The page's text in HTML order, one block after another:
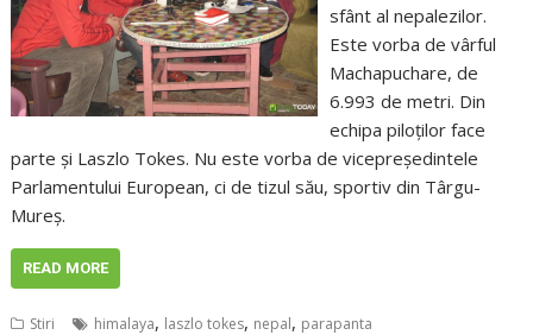
sfânt al nepalezilor.
Este vorba de vârful
Machapuchare, de
6.993 de metri. Din
echipa piloților face
parte și Laszlo Tokes. Nu este vorba de vicepreședintele
Parlamentului European, ci de tizul său, sportiv din Târgu-
Mureș.
READ MORE
Stiri himalaya, laszlo tokes, nepal, parapanta